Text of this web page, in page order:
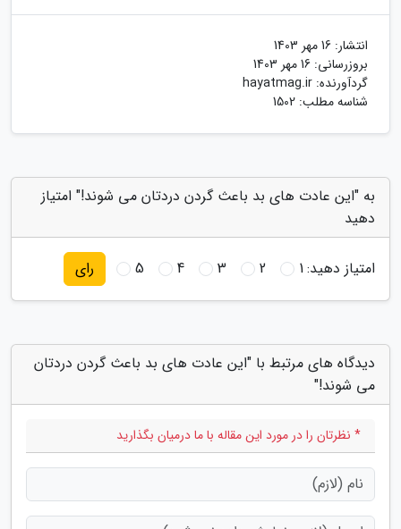
انتشار: 16 مهر 1403
بروزرسانی: 16 مهر 1403
گردآورنده: hayatmag.ir
شناسه مطلب: 1502
به "این عادت های بد باعث گردن دردتان می شوند!" امتیاز
دهید
امتیاز دهید:1
2
3
4
5 رای
دیدگاه های مرتبط با "این عادت های بد باعث گردن دردتان
می شوند!"
* نظرتان را در مورد این مقاله با ما درمیان بگذارید